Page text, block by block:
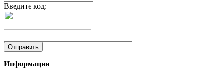
Введите код:
Информация